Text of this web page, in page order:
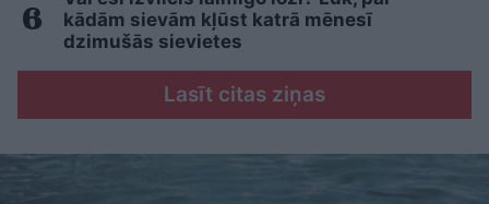
kādām sievām kļūst katrā mēnesī
dzimušās sievietes
Lasīt citas ziņas